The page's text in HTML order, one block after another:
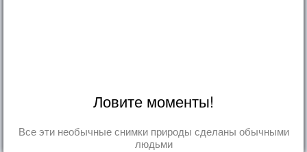
Ловите моменты!
Все эти необычные снимки природы сделаны обычными
людьми